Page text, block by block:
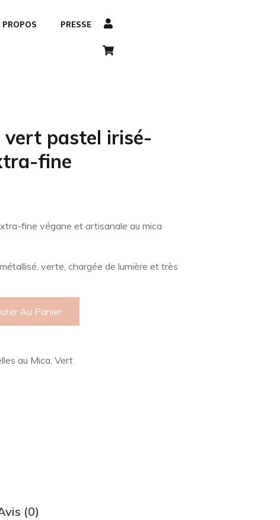
PROPOS PRESSE
pastel irisé-
fine
fine végane et artisanale au mica
verte, chargée de lumière et très
Au Panier
au Mica, Vert
(0)